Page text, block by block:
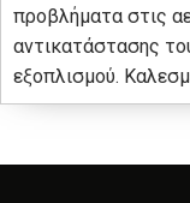
προβλήματα στις
αντικατάστασης
εξοπλισμού.